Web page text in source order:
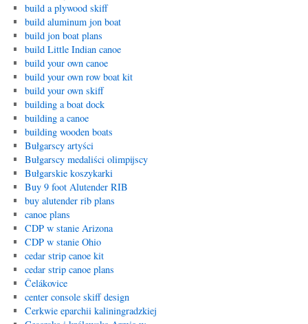
build a plywood skiff
build aluminum jon boat
build jon boat plans
build Little Indian canoe
build your own canoe
build your own row boat kit
build your own skiff
building a boat dock
building a canoe
building wooden boats
Bułgarscy artyści
Bułgarscy medaliści olimpijscy
Bułgarskie koszykarki
Buy 9 foot Alutender RIB
buy alutender rib plans
canoe plans
CDP w stanie Arizona
CDP w stanie Ohio
cedar strip canoe kit
cedar strip canoe plans
Čelákovice
center console skiff design
Cerkwie eparchii kaliningradzkiej